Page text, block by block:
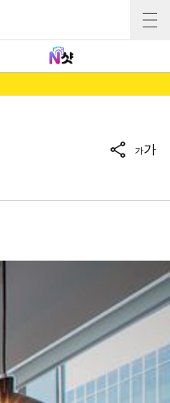
가가